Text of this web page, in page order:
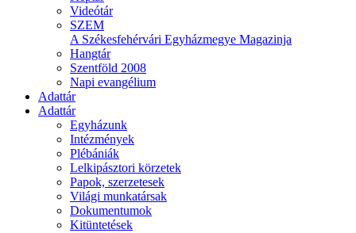
Videótár
SZEM
A Székesfehérvári Egyházmegye Magazinja
Hangtár
Szentföld 2008
Napi evangélium
Adattár
Adattár
Egyházunk
Intézmények
Plébániák
Lelkipásztori körzetek
Papok, szerzetesek
Világi munkatársak
Dokumentumok
Kitüntetések